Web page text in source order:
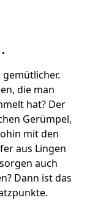
die man
hat? Der
Gerümpel,
mit den
aus Lingen
auch
Dann ist das